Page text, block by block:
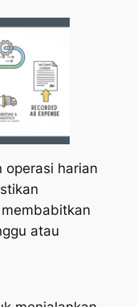
operasi harian
atau